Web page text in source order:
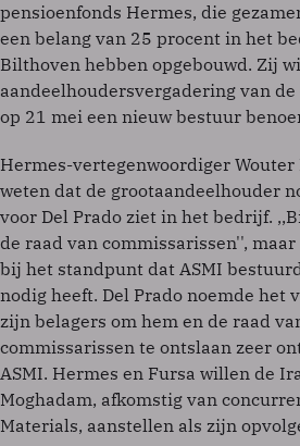
pensioenfonds Hermes, die
een belang van 25 procent in het
Bilthoven hebben opgebouwd. Zij
aandeelhoudersvergadering van
op 21 mei een nieuw bestuur
Hermes-vertegenwoordiger Wouter
weten dat de grootaandeelhouder
voor Del Prado ziet in het bedrijf.
de raad van commissarissen'',
bij het standpunt dat ASMI
nodig heeft. Del Prado noemde het
zijn belagers om hem en de raad
commissarissen te ontslaan zeer
ASMI. Hermes en Fursa willen de
Moghadam, afkomstig van
Materials, aanstellen als zijn